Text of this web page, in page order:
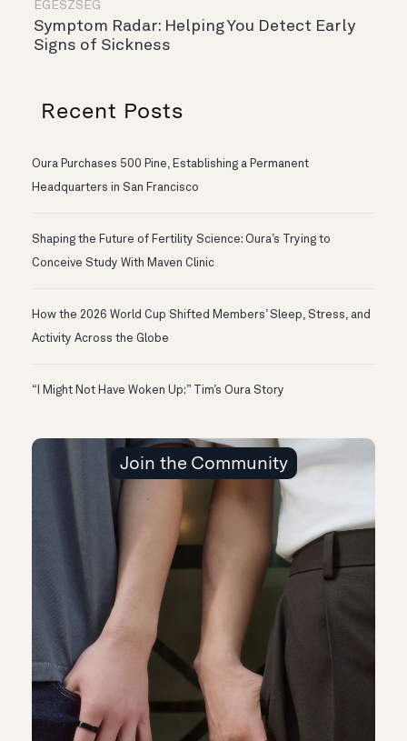
EGÉSZSÉG
Symptom Radar: Helping You Detect Early
Signs of Sickness
Recent Posts
Oura Purchases 500 Pine, Establishing a Permanent
Headquarters in San Francisco
Shaping the Future of Fertility Science: Oura’s Trying to
Conceive Study With Maven Clinic
How the 2026 World Cup Shifted Members’ Sleep, Stress, and
Activity Across the Globe
“I Might Not Have Woken Up:” Tim’s Oura Story
Join the Community